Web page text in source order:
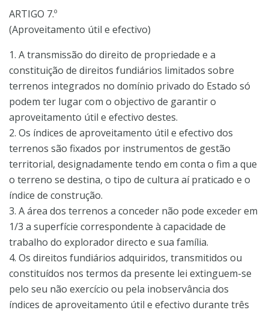
ARTIGO 7.º
(Aproveitamento útil e efectivo)
1. A transmissão do direito de propriedade e a
constituição de direitos fundiários limitados sobre
terrenos integrados no domínio privado do Estado só
podem ter lugar com o objectivo de garantir o
aproveitamento útil e efectivo destes.
2. Os índices de aproveitamento útil e efectivo dos
terrenos são fixados por instrumentos de gestão
territorial, designadamente tendo em conta o fim a que
o terreno se destina, o tipo de cultura aí praticado e o
índice de construção.
3. A área dos terrenos a conceder não pode exceder em
1/3 a superfície correspondente à capacidade de
trabalho do explorador directo e sua família.
4. Os direitos fundiários adquiridos, transmitidos ou
constituídos nos termos da presente lei extinguem-se
pelo seu não exercício ou pela inobservância dos
índices de aproveitamento útil e efectivo durante três